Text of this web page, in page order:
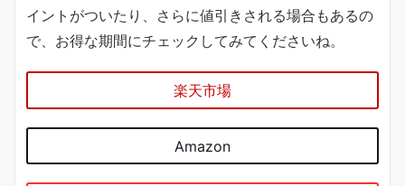
イントがついたり、さらに値引きされる場合もあるの
で、お得な期間にチェックしてみてくださいね。
楽天市場
Amazon